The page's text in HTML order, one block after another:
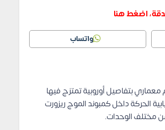
اضغط هنا
واتساب
بتفاصيل أوروبية تمتزج فيها
الحركة داخل كمبوند الموج ريزورت
مختلف الوحدات.